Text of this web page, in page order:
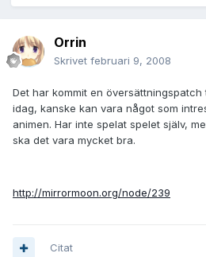
Orrin
Skrivet februari 9, 2008
Det har kommit en
idag, kanske kan vara något som
animen. Har inte spelat spelet själv,
ska det vara mycket bra.
http://mirrormoon.org/node/239
Citat